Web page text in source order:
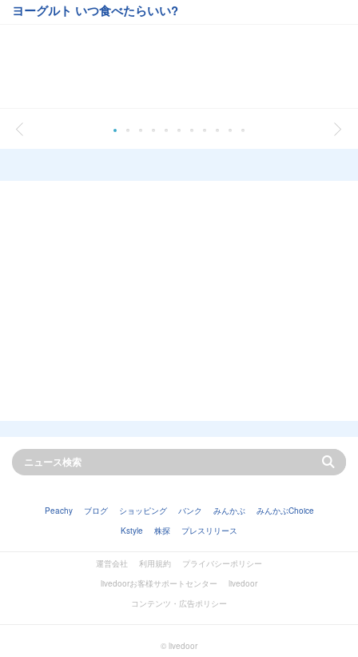
ヨーグルト いつ食べたらいい?
Peachy ブログ ショッピング バンク みんかぶ
みんかぶChoice
Kstyle
株探 プレスリリース
運営会社 利用規約
プライバシーポリシー
livedoorお客様サポートセンター
livedoor
コンテンツ・広告ポリシー
© livedoor